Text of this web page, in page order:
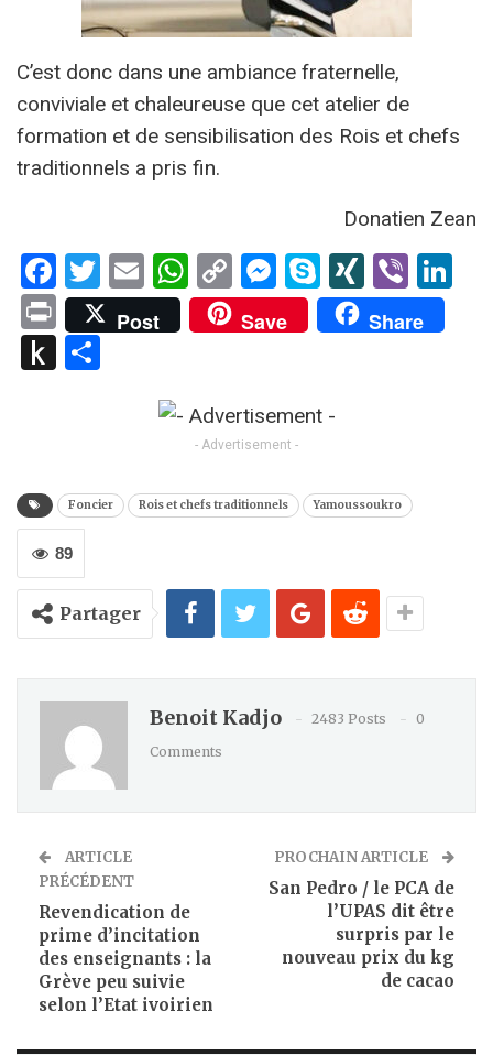
C’est donc dans une ambiance fraternelle,
conviviale et chaleureuse que cet atelier de
formation et de sensibilisation des Rois et chefs
traditionnels a pris fin.
Donatien Zean
Facebook
Twitter
EmailWhatsApp
Copy
Link
Messenger
SkypeXING
Viber
PrintPost Save Share
Push
- Advertisement -
Foncier Rois et chefs traditionnels Yamoussoukro
89
Partager
Benoit Kadjo 2483 Posts
0
Comments
ARTICLE
PRÉCÉDENT
Revendication de
prime d’incitation
des enseignants : la
Grève peu suivie
selon l’Etat ivoirien
PROCHAIN ARTICLE
San Pedro / le PCA de
l’UPAS dit être
surpris par le
nouveau prix du kg
de cacao